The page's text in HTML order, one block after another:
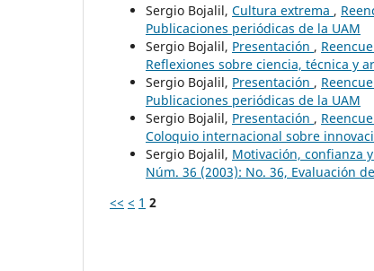
Sergio Bojalil, Cultura extrema ,
Publicaciones periódicas de la UAM
Sergio Bojalil, Presentación ,
Reflexiones sobre ciencia, técnica y
Sergio Bojalil, Presentación ,
Publicaciones periódicas de la UAM
Sergio Bojalil, Presentación ,
Coloquio internacional sobre
Sergio Bojalil, Motivación, confianza
Núm. 36 (2003): No. 36, Evaluación
<< < 1 2